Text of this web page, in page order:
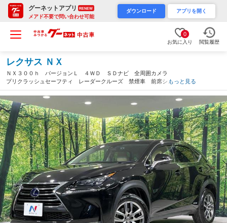
グーネットアプリ RENEW
メアド不要で問い合わせ可能
ダウンロード アプリを開く
0
お気に入り 閲覧履歴
レクサス ＮＸ
ＮＸ３００ｈ バージョンＬ ４ＷＤ ＳＤナビ 全周囲カメラ
プリクラッシュセーフティ レーダークルーズ 禁煙車 前席シー
トエアコン ドラレコ コーナーセンサー スマートキー ＬＥＤ
ヘッド ビルトインＥＴＣ 純正１８インチアルミ（北海道）
もっと見る